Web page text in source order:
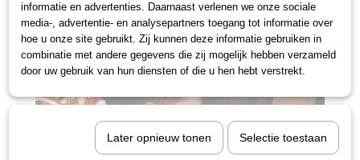
informatie en advertenties. Daarnaast verlenen we onze sociale
media-, advertentie- en analysepartners toegang tot informatie over
hoe u onze site gebruikt. Zij kunnen deze informatie gebruiken in
combinatie met andere gegevens die zij mogelijk hebben verzameld
door uw gebruik van hun diensten of die u hen hebt verstrekt.
Later opnieuw tonen Selectie toestaan